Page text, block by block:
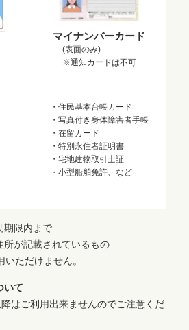
マイナンバーカード
(表面のみ)
※通知カードは不可
・住民基本台帳カード
・写真付き身体障害者手帳
・在留カード
・特別永住者証明書
・宅地建物取引士証
・小型船舶免許、など
期限内まで
が記載されているもの
ただけません。
いて
はご利用出来ませんのでご注意くだ